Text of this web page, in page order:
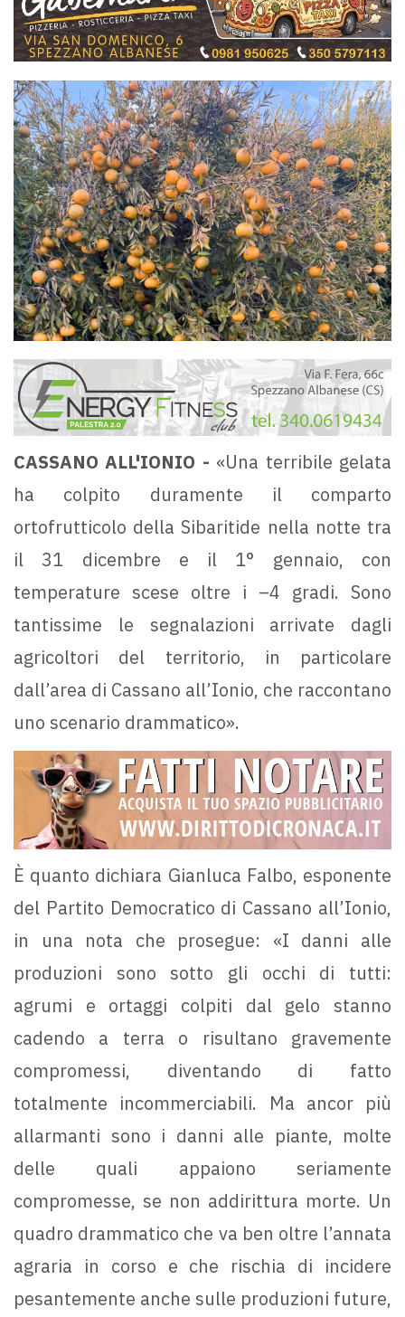
CASSANO ALL'IONIO - «Una terribile gelata
ha colpito duramente il comparto
ortofrutticolo della Sibaritide nella notte tra
il 31 dicembre e il 1° gennaio, con
temperature scese oltre i –4 gradi. Sono
tantissime le segnalazioni arrivate dagli
agricoltori del territorio, in particolare
dall’area di Cassano all’Ionio, che raccontano
uno scenario drammatico».
È quanto dichiara Gianluca Falbo, esponente
del Partito Democratico di Cassano all’Ionio,
in una nota che prosegue: «I danni alle
produzioni sono sotto gli occhi di tutti:
agrumi e ortaggi colpiti dal gelo stanno
cadendo a terra o risultano gravemente
compromessi, diventando di fatto
totalmente incommerciabili. Ma ancor più
allarmanti sono i danni alle piante, molte
delle quali appaiono seriamente
compromesse, se non addirittura morte. Un
quadro drammatico che va ben oltre l’annata
agraria in corso e che rischia di incidere
pesantemente anche sulle produzioni future,